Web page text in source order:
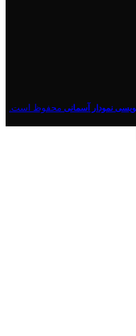
نمودار آسمانی محفوظ است.